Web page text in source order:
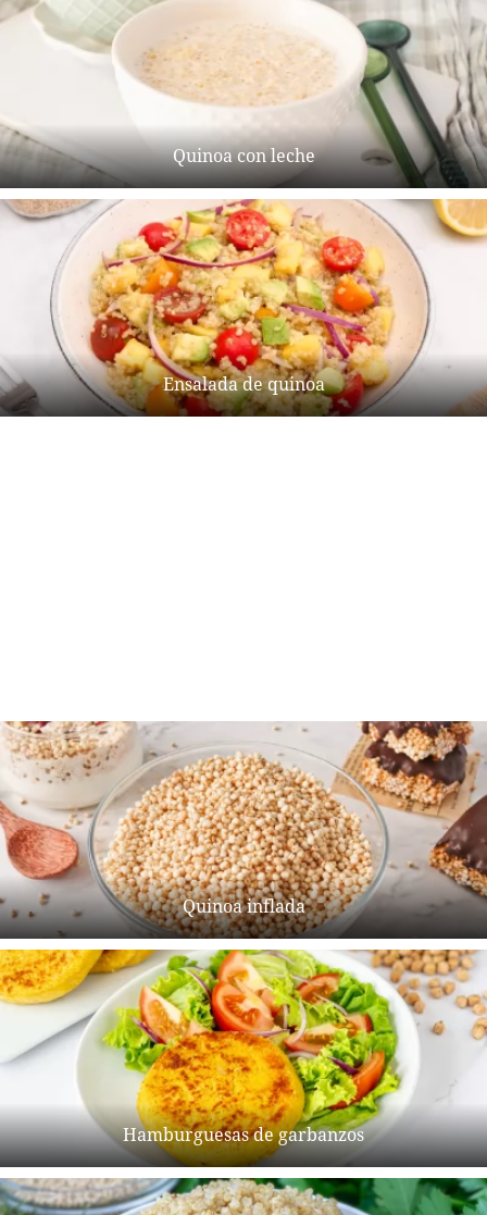
Quinoa con leche
Ensalada de quinoa
Quinoa inflada
Hamburguesas de garbanzos